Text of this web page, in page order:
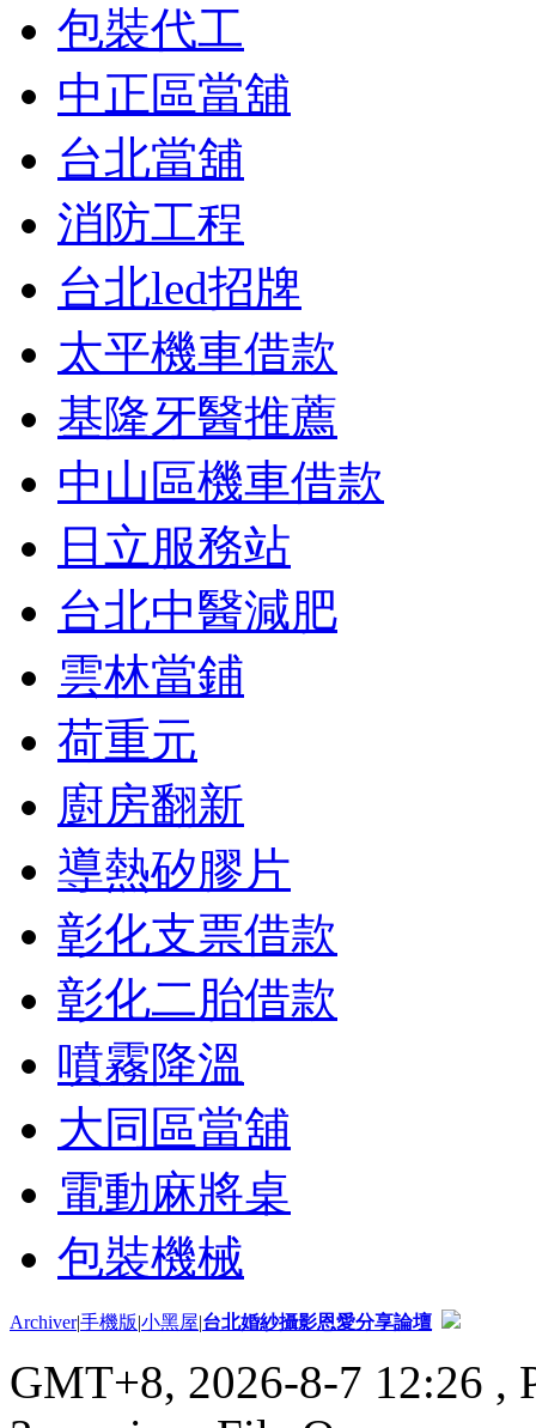
包裝代工
中正區當舖
台北當舖
消防工程
台北led招牌
太平機車借款
基隆牙醫推薦
中山區機車借款
日立服務站
台北中醫減肥
雲林當鋪
荷重元
廚房翻新
導熱矽膠片
彰化支票借款
彰化二胎借款
噴霧降溫
大同區當舖
電動麻將桌
包裝機械
Archiver|手機版|小黑屋|台北婚紗攝影恩愛分享論壇
GMT+8, 2026-8-7 12:26 ,